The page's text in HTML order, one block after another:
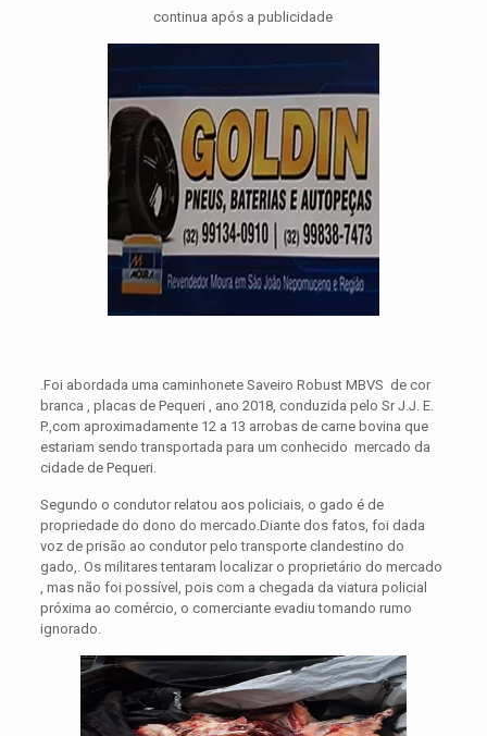
continua após a publicidade
.Foi abordada uma caminhonete Saveiro Robust MBVS de cor
branca , placas de Pequeri , ano 2018, conduzida pelo Sr J.J. E.
P.,com aproximadamente 12 a 13 arrobas de carne bovina que
estariam sendo transportada para um conhecido mercado da
cidade de Pequeri.
Segundo o condutor relatou aos policiais, o gado é de
propriedade do dono do mercado.Diante dos fatos, foi dada
voz de prisão ao condutor pelo transporte clandestino do
gado,. Os militares tentaram localizar o proprietário do mercado
, mas não foi possível, pois com a chegada da viatura policial
próxima ao comércio, o comerciante evadiu tomando rumo
ignorado.